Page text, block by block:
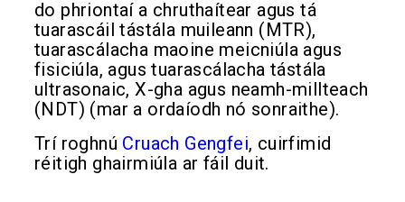
do phriontaí a chruthaítear agus tá
tuarascáil tástála muileann (MTR),
tuarascálacha maoine meicniúla agus
fisiciúla, agus tuarascálacha tástála
ultrasonaic, X-gha agus neamh-millteach
(NDT) (mar a ordaíodh nó sonraithe).
Trí roghnú Cruach Gengfei, cuirfimid
réitigh ghairmiúla ar fáil duit.